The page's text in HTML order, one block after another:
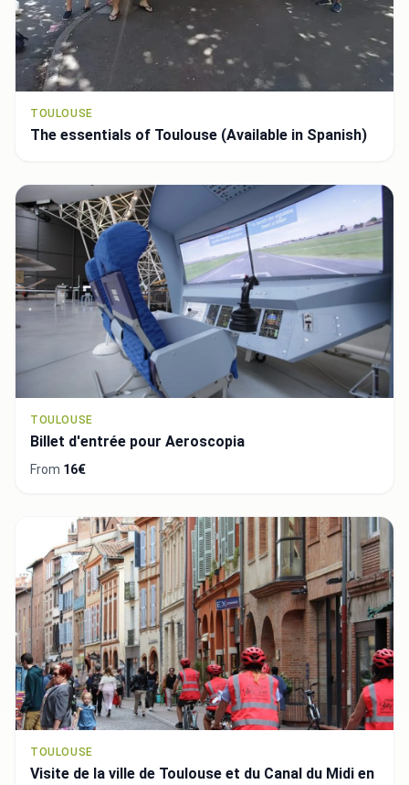
TOULOUSE
The essentials of Toulouse (Available in Spanish)
TOULOUSE
Billet d'entrée pour Aeroscopia
From 16€
TOULOUSE
Visite de la ville de Toulouse et du Canal du Midi en